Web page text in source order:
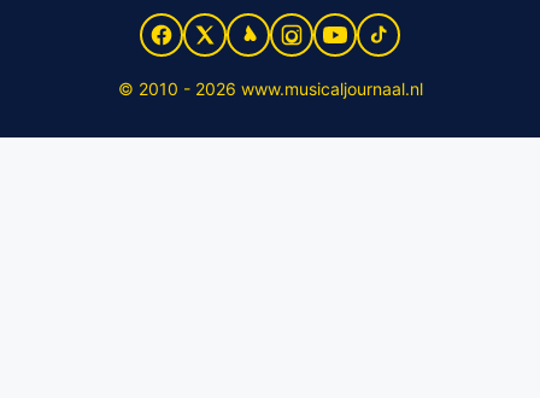
© 2010 - 2026 www.musicaljournaal.nl